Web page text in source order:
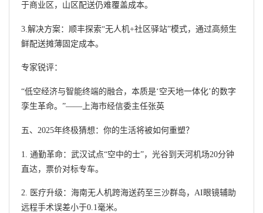
于商业区，山区配送仍难覆盖成本。
3.解决方案：顺丰探索“无人机+社区驿站”模式，通过高频生
鲜配送摊薄固定成本。
专家锐评：
“低空经济与智能终端的融合，本质是‘空天地一体化’的数字
孪生革命。”——上海市经信委主任张英
五、2025年终极猜想：你的生活将被如何重塑？
1. 通勤革命：武汉试点“空中的士”，光谷到天河机场20分钟
直达，票价对标专车。
2. 医疗升级：海南无人机跨海送药至三沙群岛，AI眼镜辅助
远程手术误差小于0.1毫米。